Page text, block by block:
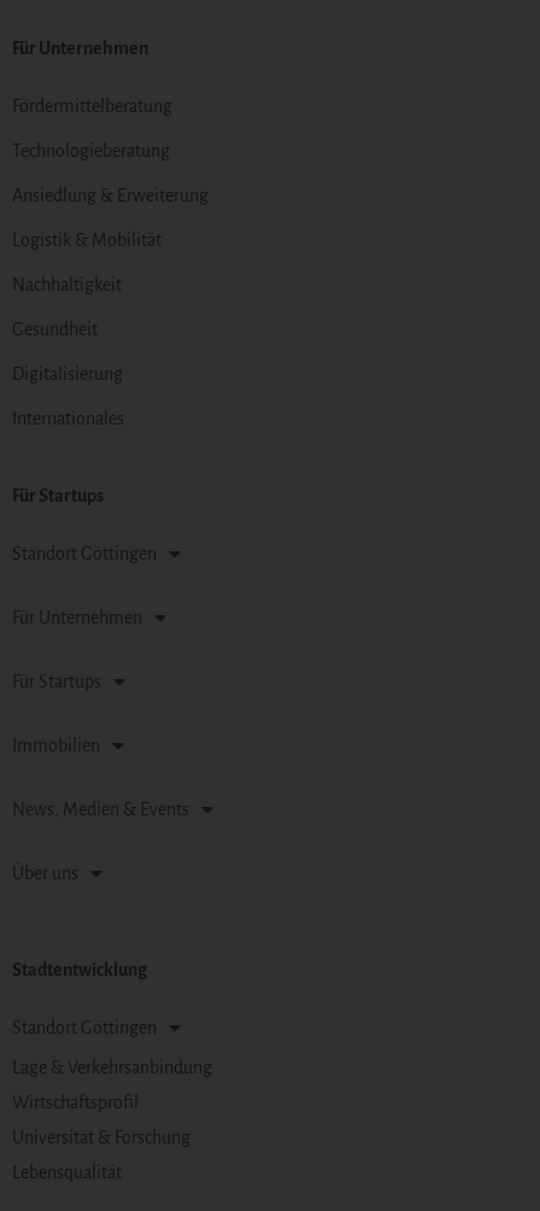
Für Unternehmen
Fördermittelberatung
Technologieberatung
Ansiedlung & Erweiterung
Logistik & Mobilität
Nachhaltigkeit
Gesundheit
Digitalisierung
Internationales
Für Startups
Standort Göttingen
Für Unternehmen
Für Startups
Immobilien
News, Medien & Events
Über uns
Stadtentwicklung
Standort Göttingen
Lage & Verkehrsanbindung
Wirtschaftsprofil
Universität & Forschung
Lebensqualität